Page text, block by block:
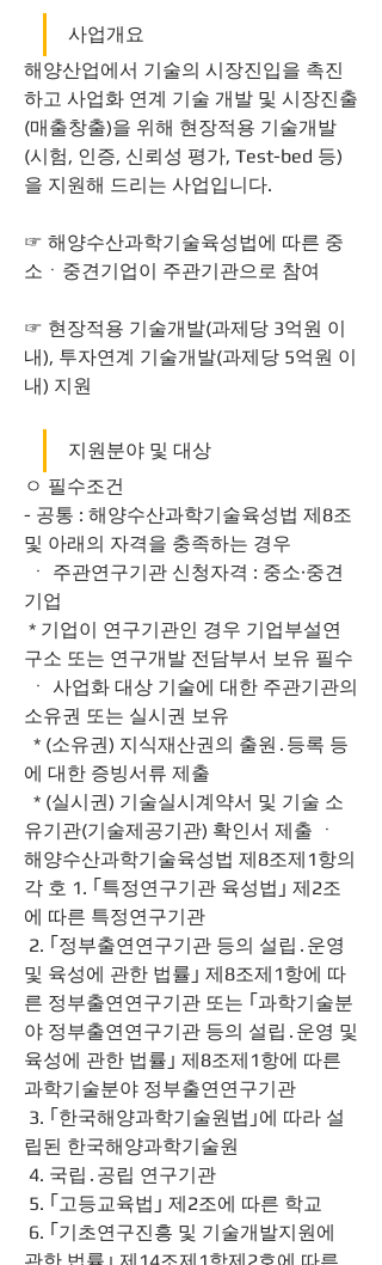
사업개요
해양산업에서 기술의 시장진입을 촉진
하고 사업화 연계 기술 개발 및 시장진출
(매출창출)을 위해 현장적용 기술개발
(시험, 인증, 신뢰성 평가, Test-bed 등)
을 지원해 드리는 사업입니다.
☞ 해양수산과학기술육성법에 따른 중
소ㆍ중견기업이 주관기관으로 참여
☞ 현장적용 기술개발(과제당 3억원 이
내), 투자연계 기술개발(과제당 5억원 이
내) 지원
지원분야 및 대상
ㅇ 필수조건
- 공통 : 해양수산과학기술육성법 제8조
및 아래의 자격을 충족하는 경우
ㆍ 주관연구기관 신청자격 : 중소·중견
기업
* 기업이 연구기관인 경우 기업부설연
구소 또는 연구개발 전담부서 보유 필수
ㆍ 사업화 대상 기술에 대한 주관기관의
소유권 또는 실시권 보유
* (소유권) 지식재산권의 출원․등록 등
에 대한 증빙서류 제출
* (실시권) 기술실시계약서 및 기술 소
유기관(기술제공기관) 확인서 제출 ㆍ
해양수산과학기술육성법 제8조제1항의
각 호 1. ｢특정연구기관 육성법｣ 제2조
에 따른 특정연구기관
2. ｢정부출연연구기관 등의 설립․운영
및 육성에 관한 법률｣ 제8조제1항에 따
른 정부출연연구기관 또는 ｢과학기술분
야 정부출연연구기관 등의 설립․운영 및
육성에 관한 법률｣ 제8조제1항에 따른
과학기술분야 정부출연연구기관
3. ｢한국해양과학기술원법｣에 따라 설
립된 한국해양과학기술원
4. 국립․공립 연구기관
5. ｢고등교육법｣ 제2조에 따른 학교
6. ｢기초연구진흥 및 기술개발지원에